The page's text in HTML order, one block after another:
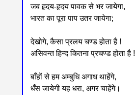
जब हृदय-हृदय पावक से भर जायेगा,
भारत का पूरा पाप उतर जायेगा;
देखोगे, कैसा प्रलय चण्ड होता है !
असिवन्त हिन्द कितना प्रचण्ड होता है !
बाँहों से हम अम्बुधि अगाध थाहेंगे,
धँस जायेगी यह धरा, अगर चाहेंगे।